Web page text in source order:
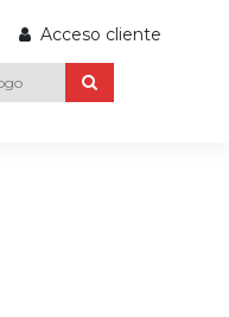
Acceso cliente